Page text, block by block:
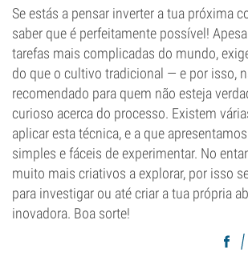
Se estás a pensar inverter a tua próxima
saber que é perfeitamente possível!
tarefas mais complicadas do mundo,
do que o cultivo tradicional — e por isso,
recomendado para quem não esteja
curioso acerca do processo. Existem
aplicar esta técnica, e a que
simples e fáceis de experimentar. No
muito mais criativos a explorar, por isso
para investigar ou até criar a tua própria
inovadora. Boa sorte!